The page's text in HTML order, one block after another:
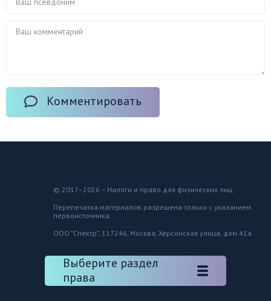
Комментировать
© 2017–2026 – Налоги и право для физических лиц
Перепечатка материалов разрешена только с указанием
первоисточника
ООО "Спектр", 117246, Москва, Херсонская улица, дом 41а
Выберите раздел
права